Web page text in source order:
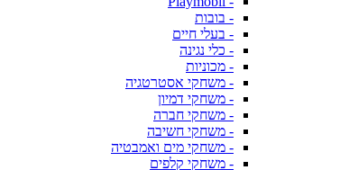
- בובות
- בעלי חיים
- כלי נגינה
- מכוניות
- משחקי אסטרטגיה
- משחקי דמיון
- משחקי חברה
- משחקי חשיבה
- משחקי מים ואמבטיה
- משחקי קלפים